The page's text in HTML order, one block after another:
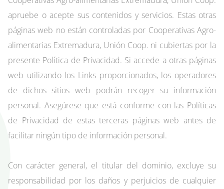
apruebe o acepte sus contenidos y servicios. Estas otras
páginas web no están controladas por Cooperativas Agro-
alimentarias Extremadura, Unión Coop. ni cubiertas por la
presente Política de Privacidad. Si accede a otras páginas
web utilizando los Links proporcionados, los operadores
de dichos sitios web podrán recoger su información
personal. Asegúrese que está conforme con las Políticas
de Privacidad de estas terceras páginas web antes de
facilitar ningún tipo de información personal.
Con carácter general, el titular del dominio, excluye su
responsabilidad por los daños y perjuicios de cualquier